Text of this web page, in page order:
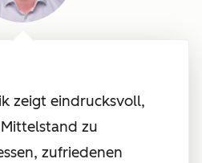
zeigt eindrucksvoll,
zu
zufriedenen